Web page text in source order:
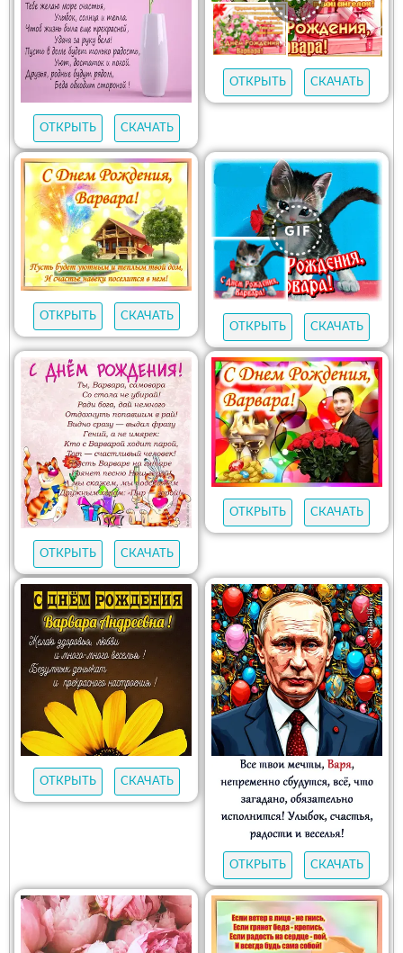
ОТКРЫТЬ СКАЧАТЬ
ОТКРЫТЬ СКАЧАТЬ
ОТКРЫТЬ
СКАЧАТЬ
ОТКРЫТЬ
СКАЧАТЬ
ОТКРЫТЬ СКАЧАТЬ
ОТКРЫТЬ СКАЧАТЬ
ОТКРЫТЬ СКАЧАТЬ
ОТКРЫТЬ СКАЧАТЬ